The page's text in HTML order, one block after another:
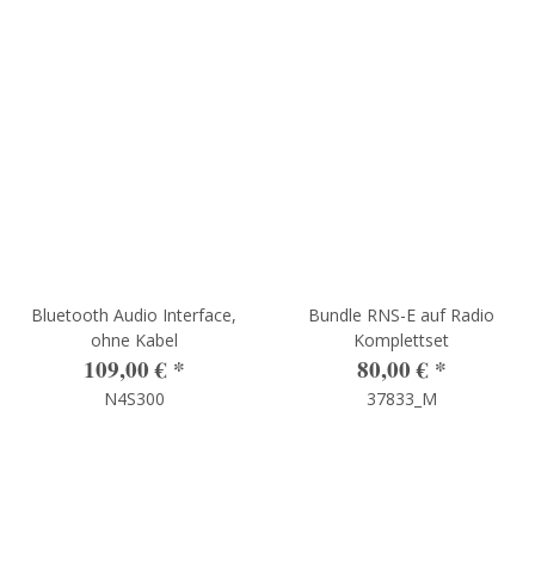
Bluetooth Audio Interface,
ohne Kabel
109,00 € *
N4S300
Bundle RNS-E auf Radio
Komplettset
80,00 € *
37833_M